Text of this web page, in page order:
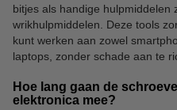
bitjes als handige hulpmiddelen
wrikhulpmiddelen. Deze tools
kunt werken aan zowel
laptops, zonder schade aan te
Hoe lang gaan de
elektronica mee?